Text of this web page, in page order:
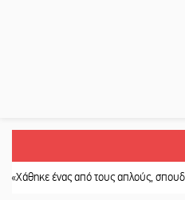
ένας από τους απλούς, σπουδαίους